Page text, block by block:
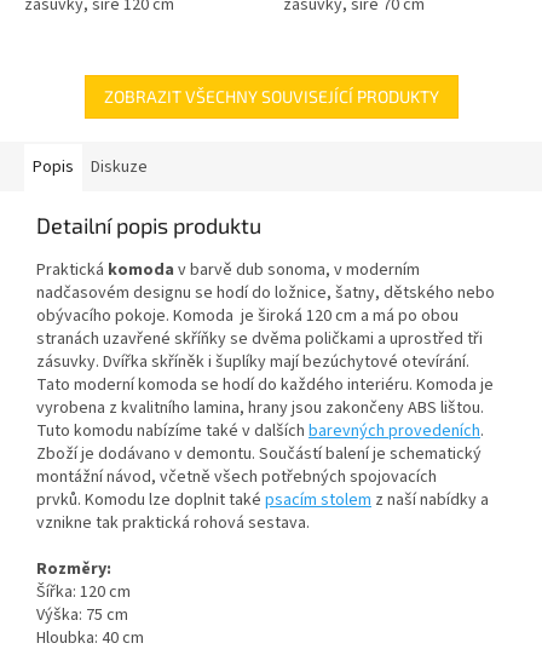
ZOBRAZIT VŠECHNY SOUVISEJÍCÍ PRODUKTY
Popis Diskuze
Detailní popis produktu
Praktická komoda v barvě dub sonoma, v moderním
nadčasovém designu se hodí do ložnice, šatny, dětského nebo
obývacího pokoje. Komoda je široká 120 cm a má po obou
stranách uzavřené skříňky se dvěma poličkami a uprostřed tři
zásuvky. Dvířka skříněk i šuplíky mají bezúchytové otevírání.
Tato moderní komoda se hodí do každého interiéru. Komoda je
vyrobena z kvalitního lamina, hrany jsou zakončeny ABS lištou.
Tuto komodu nabízíme také v dalších barevných provedeních.
Zbožíje dodávano v demontu. Součástí balení je schematický
montážní návod, včetně všech potřebných spojovacích
prvků. Komodu lze doplnit také psacím stolem z naší nabídky a
vznikne tak praktická rohová sestava.
Rozměry:
Šířka: 120 cm
Výška: 75 cm
Hloubka: 40 cm